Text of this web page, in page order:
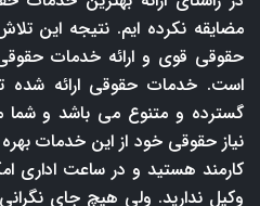
مضایقه نکرده ایم. نتیجه این
حقوقی قوی و ارائه خدمات
است. خدمات حقوقی ارائه شده
گسترده و متنوع می باشد و شما
نیاز حقوقی خود از این خدمات
کارمند هستید و در ساعت اداری
وکیل ندارید. ولی هیچ جای